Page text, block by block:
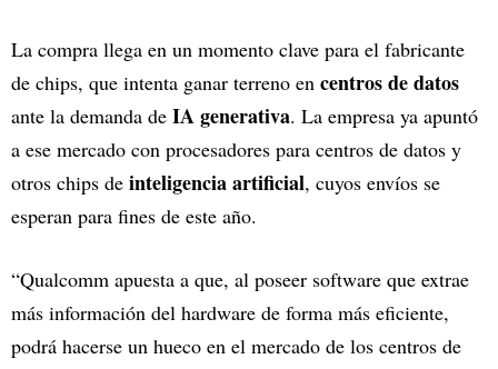
La compra llega en un momento clave para el fabricante
de chips, que intenta ganar terreno en centros de datos
ante la demanda de IA generativa. La empresa ya apuntó
a ese mercado con procesadores para centros de datos y
otros chips de inteligencia artificial, cuyos envíos se
esperan para fines de este año.
“Qualcomm apuesta a que, al poseer software que extrae
más información del hardware de forma más eficiente,
podrá hacerse un hueco en el mercado de los centros de